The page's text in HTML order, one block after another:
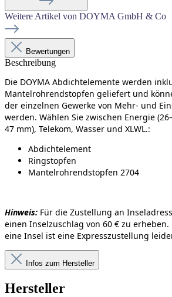
Weitere Artikel von DOYMA GmbH & Co
Bewertungen
Beschreibung
Die DOYMA Abdichtelemente werden
Mantelrohrendstopfen geliefert und
der einzelnen Gewerke von Mehr- und
werden. Wählen Sie zwischen Energie
47 mm), Telekom, Wasser und XLWL.:
Abdichtelement
Ringstopfen
Mantelrohrendstopfen 2704
Hinweis: Für die Zustellung an
einen Inselzuschlag von 60 € zu
eine Insel ist eine Expresszustellung
Infos zum Hersteller
Hersteller